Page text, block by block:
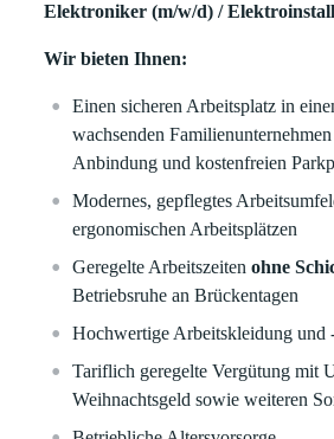
Elektroniker (m/w/d) /
Wir bieten Ihnen:
Einen sicheren Arbeitsplatz in
wachsenden
Anbindung und kostenfreien
Modernes, gepflegtes
ergonomischen Arbeitsplätzen
Geregelte Arbeitszeitenohne
Betriebsruhe an Brückentagen
Hochwertige Arbeitskleidung und
Tariflich geregelte Vergütung mit
Weihnachtsgeld sowie weiteren